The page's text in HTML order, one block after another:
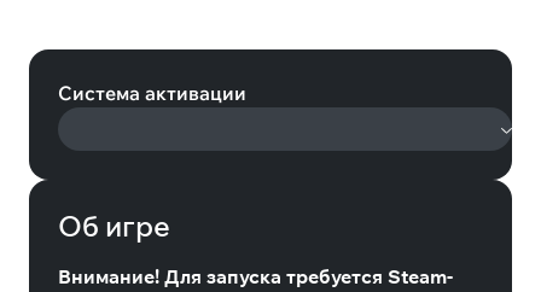
Система активации
Об игре
Внимание! Для запуска требуется Steam-